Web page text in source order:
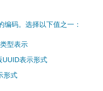
码。选择以下值之一：
型表示
UUID表示形式
形式